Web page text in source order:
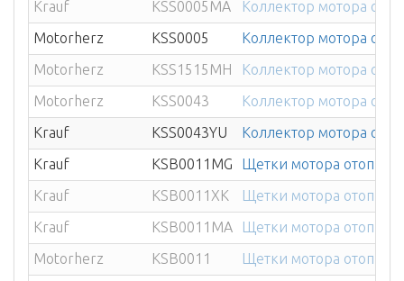
Krauf
KSS0005MA
Коллектор мотора
Motorherz
KSS0005
Коллектор мотора
Motorherz
KSS1515MH
Коллектор мотора
Motorherz
KSS0043
Коллектор мотора
Krauf
KSS0043YU
Коллектор мотора
Krauf
KSB0011MG
Щетки мотора
Krauf
KSB0011XK
Щетки мотора
Krauf
KSB0011MA
Щетки мотора
Motorherz
KSB0011
Щетки мотора